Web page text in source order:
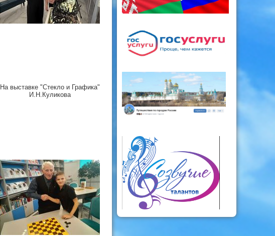
На выставке "Стекло и Графика"
И.Н.Куликова